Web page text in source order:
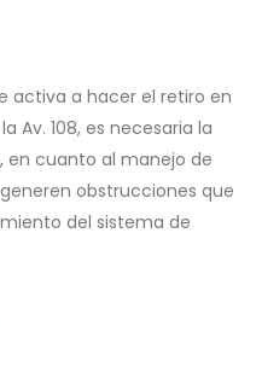
activa a hacer el retiro en
Av. 108, es necesaria la
en cuanto al manejo de
obstrucciones que
del sistema de